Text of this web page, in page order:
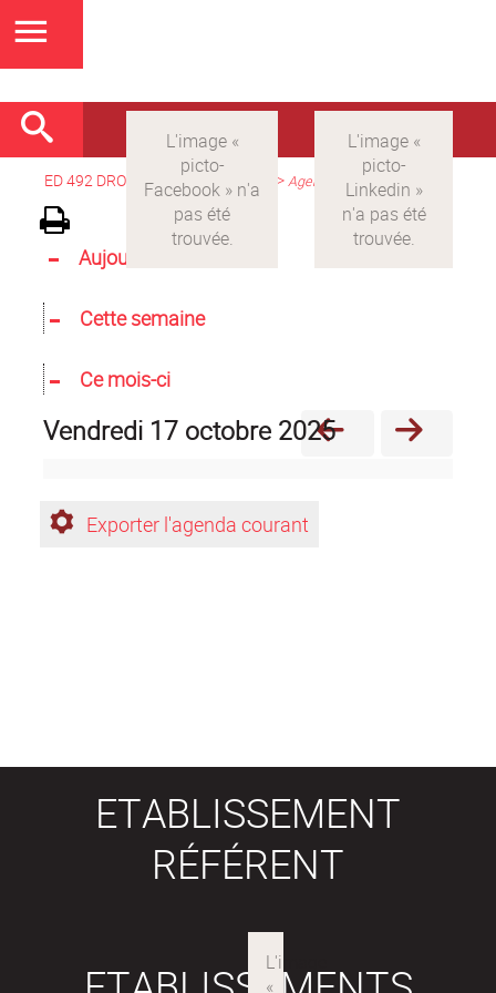
ED 492 DROIT > Version française >Agenda
Aujourd'hui
Cette semaine
Ce mois-ci
vendredi 17 octobre 2025
Exporter l'agenda courant
ETABLISSEMENT
RÉFÉRENT